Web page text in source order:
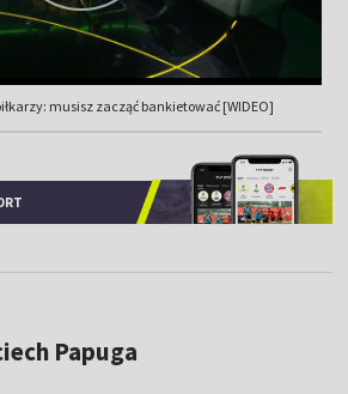
musisz zacząć bankietować [WIDEO]
Papuga